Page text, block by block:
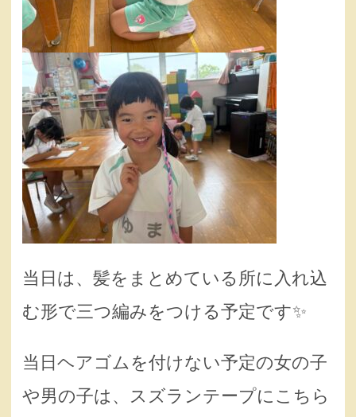
当日は、髪をまとめている所に入れ込
む形で三つ編みをつける予定です✨
当日ヘアゴムを付けない予定の女の子
や男の子は、スズランテープにこちら